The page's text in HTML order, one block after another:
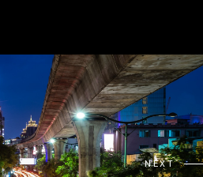
NEXT